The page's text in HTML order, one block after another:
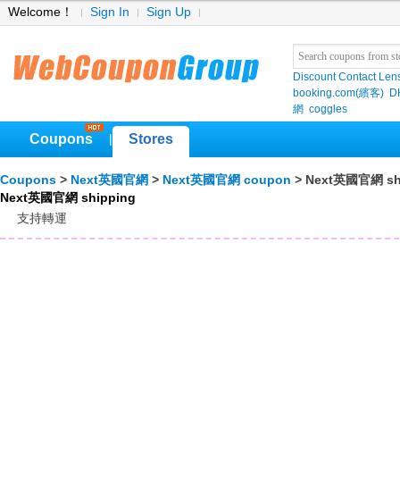
Welcome！ Sign In Sign Up
Discount Contact
booking.com(繽客)
網 coggles
Coupons Stores
Coupons > Next英國官網 > Next英國官網 coupon > Next英國官網
Next英國官網 shipping
支持轉運